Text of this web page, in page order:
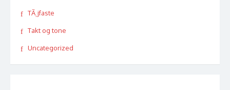
TÃ¸jfaste
Takt og tone
Uncategorized